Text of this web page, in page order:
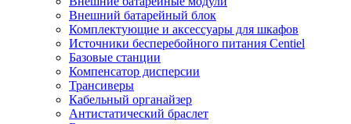
Внешний батарейный блок
Комплектующие и аксессуары для шкафов
Источники бесперебойного питания Centiel
Базовые станции
Компенсатор дисперсии
Трансиверы
Кабельный органайзер
Антистатический браслет